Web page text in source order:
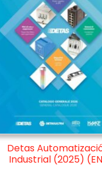
Detas
Industrial (2025)